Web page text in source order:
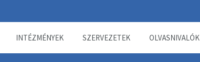
INTÉZMÉNYEK SZERVEZETEK OLVASNIVALÓK